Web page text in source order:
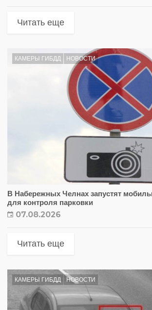
Читать еще
КАМЕРЫ ГИБДД НОВОСТИ
В Набережных Челнах запустят
для контроля парковки
07.08.2026
Читать еще
КАМЕРЫ ГИБДД НОВОСТИ